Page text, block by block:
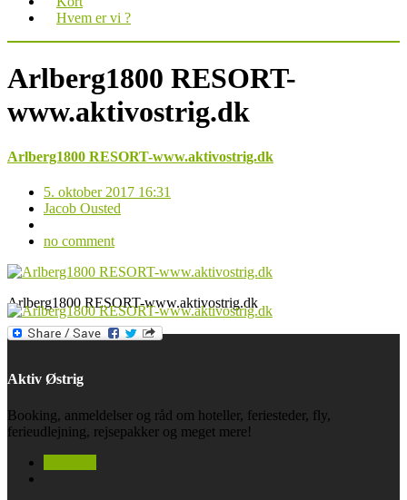
Hvem er vi ?
Arlberg1800 RESORT-
www.aktivostrig.dk
Arlberg1800 RESORT-www.aktivostrig.dk
5. oktober 2017 16:31
Jacob Ousted
no comment
Arlberg1800 RESORT-www.aktivostrig.dk
Aktiv Østrig
Booking, anmeldelser og råd om hoteller, feriesteder, fly,
ferieudlejning, rejsepakker og meget mere!